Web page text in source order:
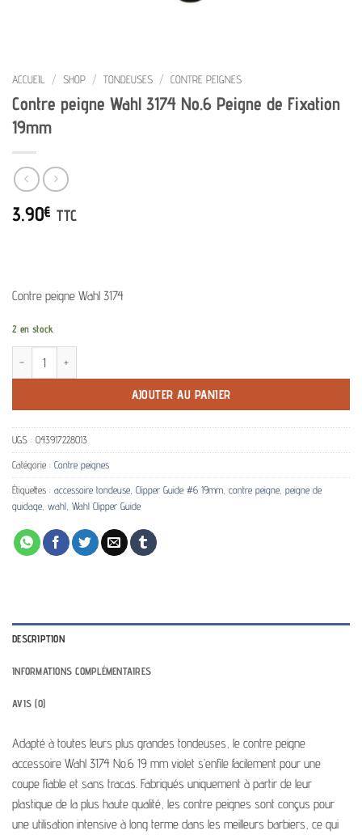
ACCUEIL / SHOP / TONDEUSES / CONTRE PEIGNES
Contre peigne Wahl 3174 No.6 Peigne de Fixation
19mm
3.90€ TTC
Contre peigne Wahl 3174
2 en stock
quantité de Contre peigne Wahl 3174 No.6 Peigne de Fixation 19mm
AJOUTER AU PANIER
UGS : 043917228013
Catégorie : Contre peignes
Étiquettes : accessoire tondeuse Clipper Guide #6 19mm contre peigne peigne de
guidage wahl Wahl Clipper Guide
DESCRIPTION
INFORMATIONS COMPLÉMENTAIRES
AVIS (0)
Adapté à toutes leurs plus grandes tondeuses, le contre peigne
accessoire Wahl 3174 No.6 19 mm violet s’enfile facilement pour une
coupe fiable et sans tracas. Fabriqués uniquement à partir de leur
plastique de la plus haute qualité, les contre peignes sont conçus pour
une utilisation intensive à long terme dans les meilleurs barbiers, ce qui